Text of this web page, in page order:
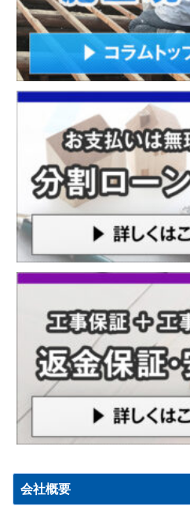
会社概要